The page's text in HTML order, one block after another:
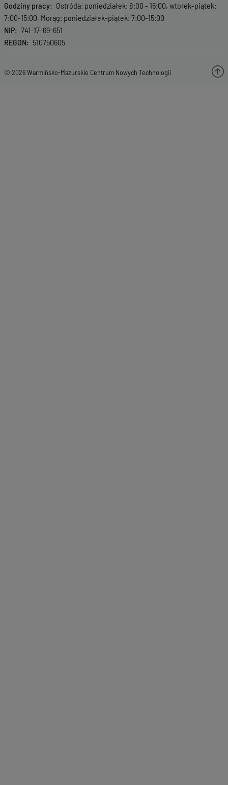
Godziny pracy
Ostróda: poniedziałek: 8:00 - 16:00, wtorek-piątek:
7:00-15:00, Morąg: poniedziałek-piątek: 7:00-15:00
NIP
741-17-69-651
REGON
510750605
© 2026 Warmińsko-Mazurskie Centrum Nowych Technologii